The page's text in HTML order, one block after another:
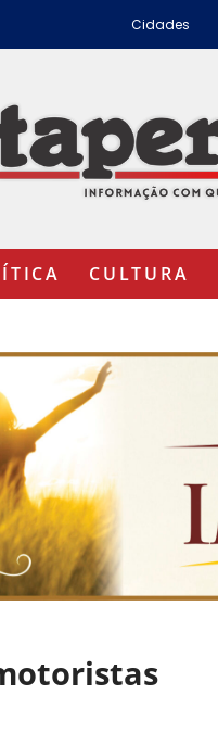
Cidades
CULTURA